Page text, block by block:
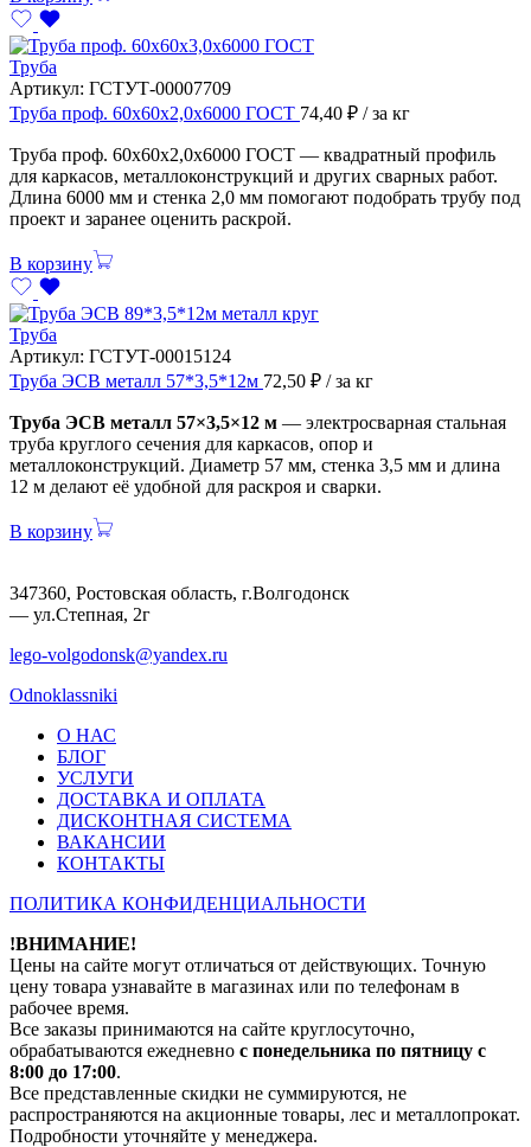
Труба
Артикул: ГСТУТ-00007709
Труба проф. 60х60х2,0х6000 ГОСТ 74,40 ₽ / за кг
Труба проф. 60х60х2,0х6000 ГОСТ — квадратный профиль
для каркасов, металлоконструкций и других сварных работ.
Длина 6000 мм и стенка 2,0 мм помогают подобрать трубу под
проект и заранее оценить раскрой.
В корзину
Труба
Артикул: ГСТУТ-00015124
Труба ЭСВ металл 57*3,5*12м 72,50 ₽ / за кг
Труба ЭСВ металл 57×3,5×12 м — электросварная стальная
труба круглого сечения для каркасов, опор и
металлоконструкций. Диаметр 57 мм, стенка 3,5 мм и длина
12 м делают её удобной для раскроя и сварки.
В корзину
347360, Ростовская область, г.Волгодонск
— ул.Степная, 2г
lego-volgodonsk@yandex.ru
Odnoklassniki
О НАС
БЛОГ
УСЛУГИ
ДОСТАВКА И ОПЛАТА
ДИСКОНТНАЯ СИСТЕМА
ВАКАНСИИ
КОНТАКТЫ
ПОЛИТИКА КОНФИДЕНЦИАЛЬНОСТИ
!ВНИМАНИЕ!
Цены на сайте могут отличаться от действующих. Точную
цену товара узнавайте в магазинах или по телефонам в
рабочее время.
Все заказы принимаются на сайте круглосуточно,
обрабатываются ежедневно с понедельника по пятницу с
8:00 до 17:00.
Все представленные скидки не суммируются, не
распространяются на акционные товары, лес и металлопрокат.
Подробности уточняйте у менеджера.